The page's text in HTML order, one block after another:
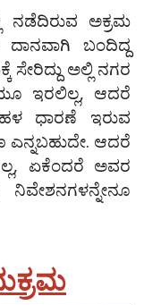
ಅಕ್ರಮ
ಬಂದಿದ್ದ
ಸೇರಿದ್ದು ಅಲ್ಲಿ ನಗರ
ಇರಲಿಲ್ಲ, ಆದರೆ
ಧಾರಣೆ ಇರುವ
ಎನ್ನಬಹುದೇ. ಆದರೆ
ಏಕೆಂದರೆ ಅವರ